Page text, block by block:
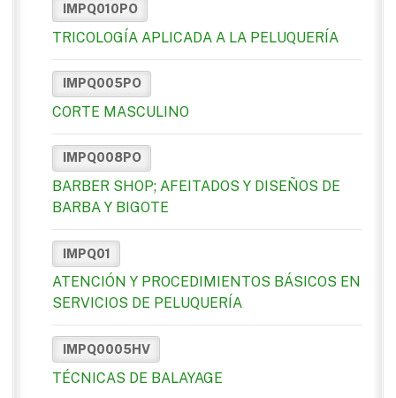
IMPQ010PO
TRICOLOGÍA APLICADA A LA PELUQUERÍA
IMPQ005PO
CORTE MASCULINO
IMPQ008PO
BARBER SHOP; AFEITADOS Y DISEÑOS DE
BARBA Y BIGOTE
IMPQ01
ATENCIÓN Y PROCEDIMIENTOS BÁSICOS EN
SERVICIOS DE PELUQUERÍA
IMPQ0005HV
TÉCNICAS DE BALAYAGE